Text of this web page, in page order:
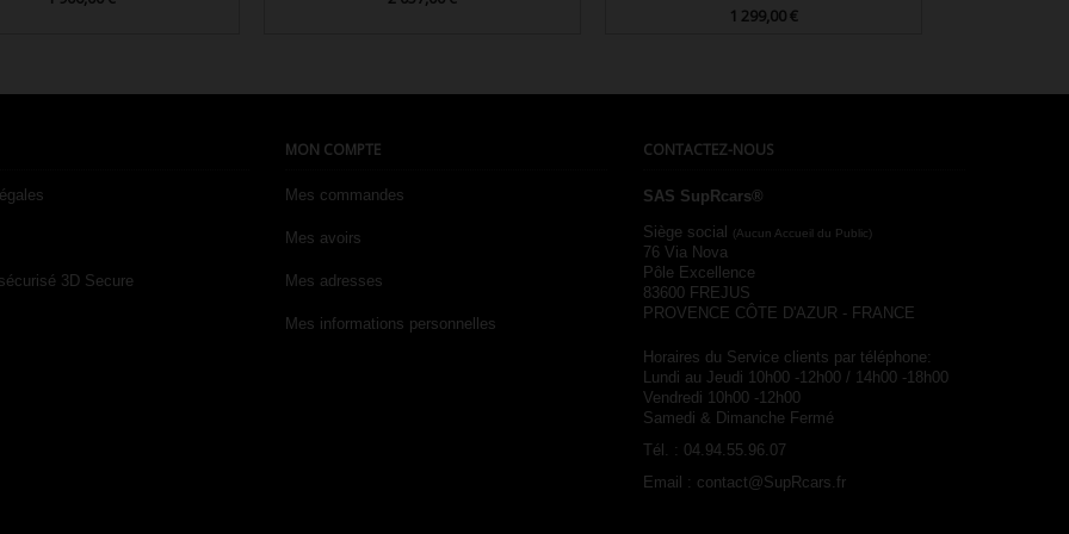
Prix
1 299,00 €
3D Secure
MON COMPTE
Mes commandes
Mes avoirs
Mes adresses
Mes informations personnelles
CONTACTEZ-NOUS
SAS SupRcars®
Siège social
(Aucun Accueil du Public)
76 Via Nova
Pôle Excellence
83600 FREJUS
PROVENCE CÔTE D'AZUR - FRANCE
Horaires du Service clients par téléphone:
Lundi au Jeudi 10h00 -12h00 / 14h00 -18h00
Vendredi 10h00 -12h00
Samedi & Dimanche Fermé
Tél. : 04.94.55.96.07
Email : contact@SupRcars.fr